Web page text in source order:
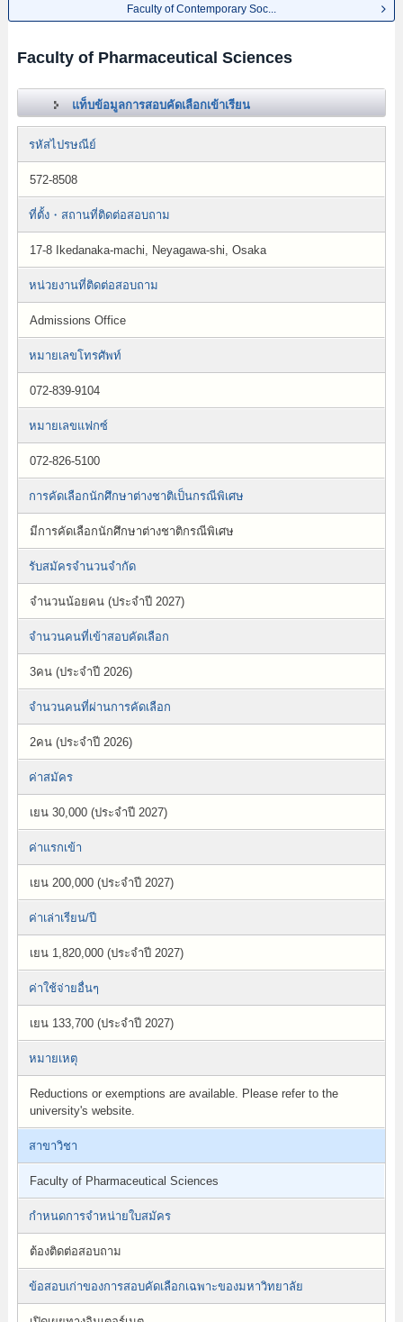
Faculty of Contemporary Soc...
Faculty of Pharmaceutical Sciences
แท็บข้อมูลการสอบคัดเลือกเข้าเรียน
รหัสไปรษณีย์
572-8508
ที่ตั้ง・สถานที่ติดต่อสอบถาม
17-8 Ikedanaka-machi, Neyagawa-shi, Osaka
หน่วยงานที่ติดต่อสอบถาม
Admissions Office
หมายเลขโทรศัพท์
072-839-9104
หมายเลขแฟกซ์
072-826-5100
การคัดเลือกนักศึกษาต่างชาติเป็นกรณีพิเศษ
มีการคัดเลือกนักศึกษาต่างชาติกรณีพิเศษ
รับสมัครจำนวนจำกัด
จำนวนน้อยคน (ประจำปี 2027)
จำนวนคนที่เข้าสอบคัดเลือก
3คน (ประจำปี 2026)
จำนวนคนที่ผ่านการคัดเลือก
2คน (ประจำปี 2026)
ค่าสมัคร
เยน 30,000 (ประจำปี 2027)
ค่าแรกเข้า
เยน 200,000 (ประจำปี 2027)
ค่าเล่าเรียน/ปี
เยน 1,820,000 (ประจำปี 2027)
ค่าใช้จ่ายอื่นๆ
เยน 133,700 (ประจำปี 2027)
หมายเหตุ
Reductions or exemptions are available. Please refer to the
university's website.
สาขาวิชา
Faculty of Pharmaceutical Sciences
กำหนดการจำหน่ายใบสมัคร
ต้องติดต่อสอบถาม
ข้อสอบเก่าของการสอบคัดเลือกเฉพาะของมหาวิทยาลัย